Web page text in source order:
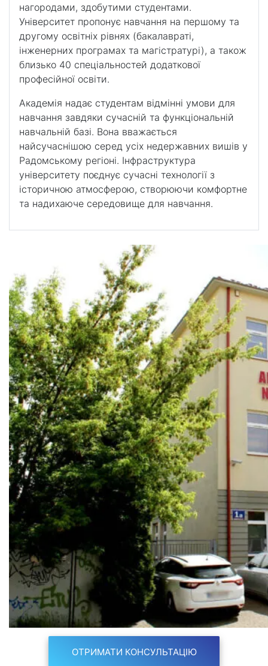
нагородами, здобутими студентами.
Університет пропонує навчання на першому та
другому освітніх рівнях (бакалавраті,
інженерних програмах та магістратурі), а також
близько 40 спеціальностей додаткової
професійної освіти.
Академія надає студентам відмінні умови для
навчання завдяки сучасній та функціональній
навчальній базі. Вона вважається
найсучаснішою серед усіх недержавних вишів у
Радомському регіоні. Інфраструктура
університету поєднує сучасні технології з
історичною атмосферою, створюючи комфортне
та надихаюче середовище для навчання.
ОТРИМАТИ КОНСУЛЬТАЦІЮ